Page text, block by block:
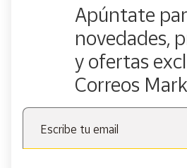
Apúntate
novedades,
y ofertas
Correos
Escribe tu email